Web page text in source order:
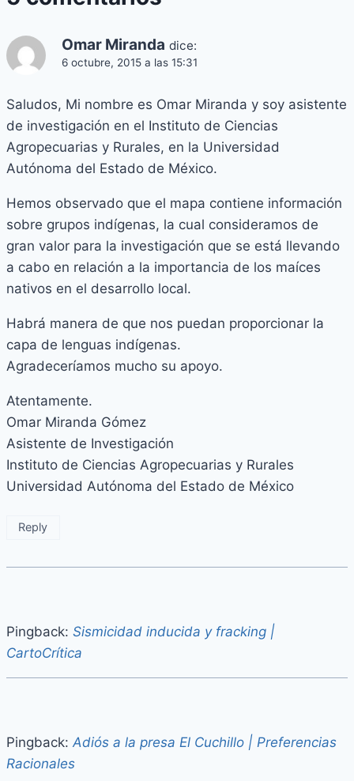
Omar Miranda dice:
6 octubre, 2015 a las 15:31
Saludos, Mi nombre es Omar Miranda y soy asistente
de investigación en el Instituto de Ciencias
Agropecuarias y Rurales, en la Universidad
Autónoma del Estado de México.
Hemos observado que el mapa contiene información
sobre grupos indígenas, la cual consideramos de
gran valor para la investigación que se está llevando
a cabo en relación a la importancia de los maíces
nativos en el desarrollo local.
Habrá manera de que nos puedan proporcionar la
capa de lenguas indígenas.
Agradeceríamos mucho su apoyo.
Atentamente.
Omar Miranda Gómez
Asistente de Investigación
Instituto de Ciencias Agropecuarias y Rurales
Universidad Autónoma del Estado de México
Reply
Pingback: Sismicidad inducida y fracking |
CartoCrítica
Pingback: Adiós a la presa El Cuchillo | Preferencias
Racionales